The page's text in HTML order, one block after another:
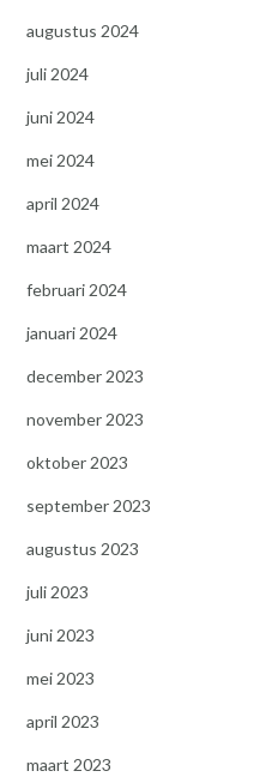
augustus 2024
juli 2024
juni 2024
mei 2024
april 2024
maart 2024
februari 2024
januari 2024
december 2023
november 2023
oktober 2023
september 2023
augustus 2023
juli 2023
juni 2023
mei 2023
april 2023
maart 2023